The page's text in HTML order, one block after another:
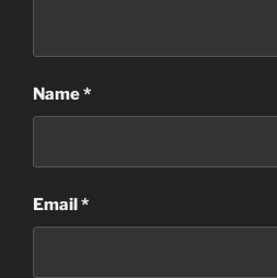
Name*
Email*